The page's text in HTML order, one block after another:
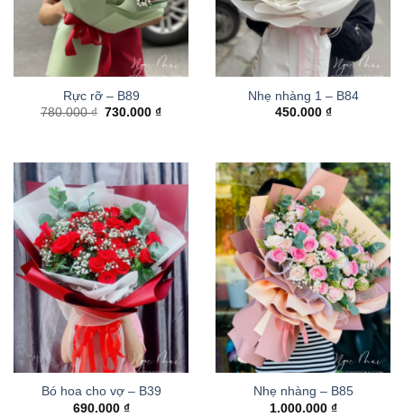
Rực rỡ – B89
780.000₫ Giá
730.000₫Giá
Nhẹ nhàng 1 – B84
450.000 ₫
Bó hoa cho vợ – B39
690.000 ₫
Nhẹ nhàng – B85
1.000.000 ₫